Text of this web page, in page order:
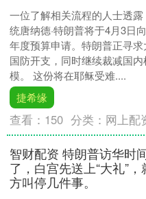
一位了解相关流程的人士透露
统唐纳德·特朗普将于4月3日
年度预算申请。特朗普正寻求
国防开支，同时继续裁减国
模。 这份将在耶稣受难....
捷希缘
查看： 150 分类： 网上配
智财配资 特朗普访华时
了，白宫先送上“大礼”，
方叫停几件事。